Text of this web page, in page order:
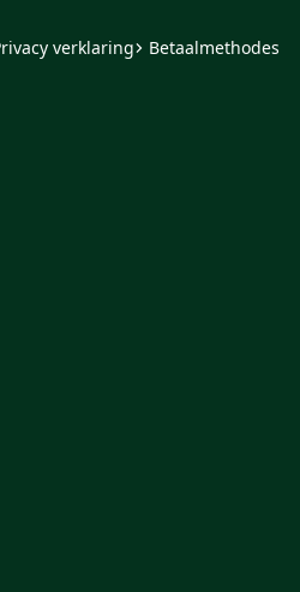
verklaring Betaalmethodes